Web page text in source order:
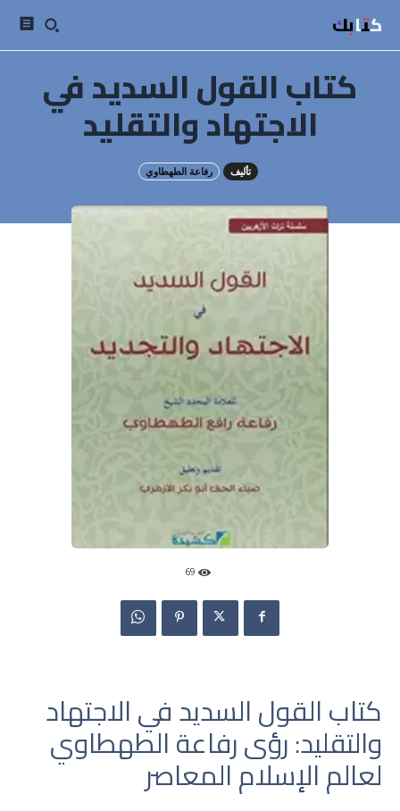
كتابك
كتاب القول السديد في
الاجتهاد والتقليد
تأليف رفاعة الطهطاوي
69
كتاب القول السديد في الاجتهاد
والتقليد: رؤى رفاعة الطهطاوي
لعالم الإسلام المعاصر